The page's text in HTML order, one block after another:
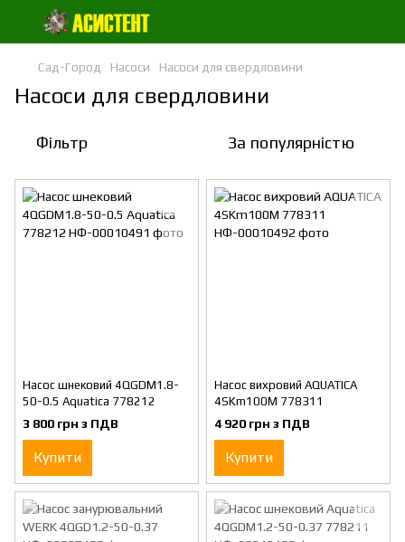
Сад-Город Насоси Насоси для свердловини
Насоси для свердловини
Фільтр За популярністю
Насос шнековий 4QGDM1.8-
50-0.5 Aquatica 778212
3 800 грн з ПДВ
Купити
Насос вихровий AQUATICA
4SKm100M 778311
4 920 грн з ПДВ
Купити